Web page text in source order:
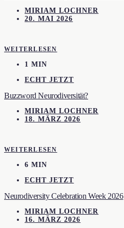
MIRIAM LOCHNER
20. MAI 2026
WEITERLESEN
1 MIN
ECHT JETZT
Buzzword Neurodiversität?
MIRIAM LOCHNER
18. MÄRZ 2026
WEITERLESEN
6 MIN
ECHT JETZT
Neurodiversity Celebration Week 2026
MIRIAM LOCHNER
16. MÄRZ 2026